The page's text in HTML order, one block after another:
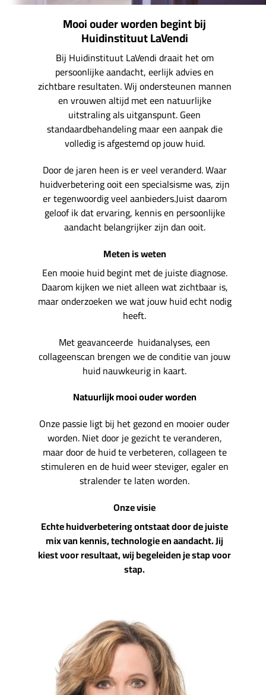
Mooi ouder worden begint bij
Huidinstituut LaVendi
Bij Huidinstituut LaVendi draait het om
persoonlijke aandacht, eerlijk advies en
zichtbare resultaten. Wij ondersteunen mannen
en vrouwen altijd met een natuurlijke
uitstraling als uitganspunt. Geen
standaardbehandeling maar een aanpak die
volledig is afgestemd op jouw huid.
Door de jaren heen is er veel veranderd. Waar
huidverbetering ooit een specialsisme was, zijn
er tegenwoordig veel aanbieders.Juist daarom
geloof ik dat ervaring, kennis en persoonlijke
aandacht belangrijker zijn dan ooit.
Meten is weten
Een mooie huid begint met de juiste diagnose.
Daarom kijken we niet alleen wat zichtbaar is,
maar onderzoeken we wat jouw huid echt nodig
heeft.
Met geavanceerde huidanalyses, een
collageenscan brengen we de conditie van jouw
huid nauwkeurig in kaart.
Natuurlijk mooi ouder worden
Onze passie ligt bij het gezond en mooier ouder
worden. Niet door je gezicht te veranderen,
maar door de huid te verbeteren, collageen te
stimuleren en de huid weer steviger, egaler en
stralender te laten worden.
Onze visie
Echte huidverbetering ontstaat door de juiste
mix van kennis, technologie en aandacht. Jij
kiest voor resultaat, wij begeleiden je stap voor
stap.